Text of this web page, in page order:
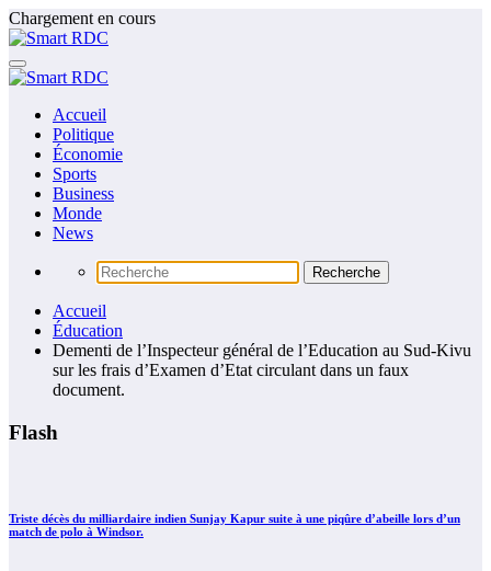
Aller
au
contenu
Chargement en cours
Accueil
Politique
Économie
Sports
Business
Monde
News
Accueil
Éducation
Dementi de l’Inspecteur général de l’Education au Sud-Kivu
sur les frais d’Examen d’Etat circulant dans un faux
document.
Flash
Triste décès du milliardaire indien Sunjay Kapur suite à une piqûre d’abeille lors d’un
match de polo à Windsor.